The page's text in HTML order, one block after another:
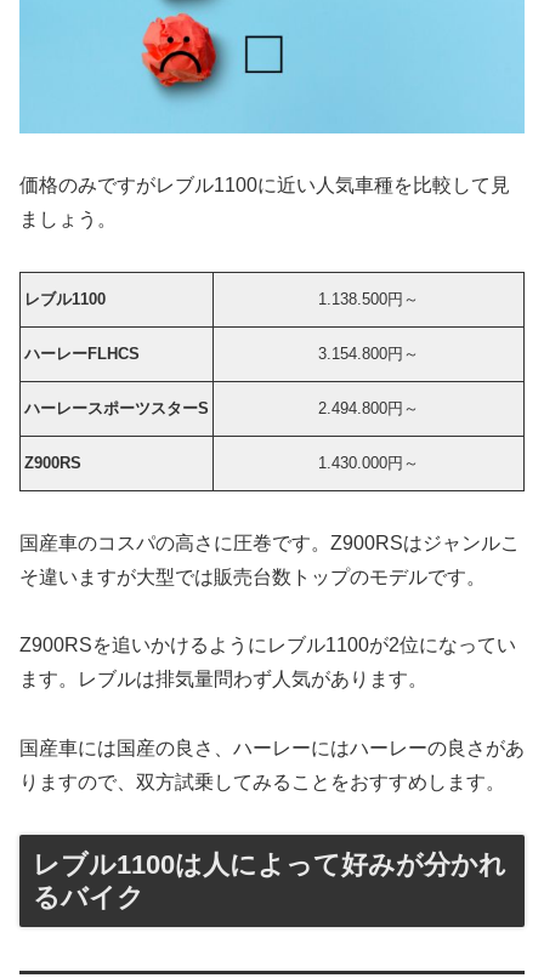
価格のみですがレブル1100に近い人気車種を比較して見
ましょう。
レブル1100 1.138.500円～
ハーレーFLHCS 3.154.800円～
ハーレースポーツスターS 2.494.800円～
Z900RS 1.430.000円～
国産車のコスパの高さに圧巻です。Z900RSはジャンルこ
そ違いますが大型では販売台数トップのモデルです。
Z900RSを追いかけるようにレブル1100が2位になってい
ます。レブルは排気量問わず人気があります。
国産車には国産の良さ、ハーレーにはハーレーの良さがあ
りますので、双方試乗してみることをおすすめします。
レブル1100は人によって好みが分かれ
るバイク